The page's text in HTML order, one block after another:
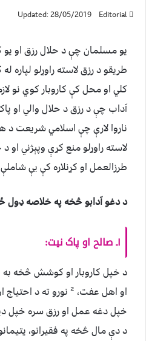
Editorial
Updated: 28/05/2019
یو مسلمان چې د حلال رزق او یو
طریقو د رزق لاسته راوړلو لپاره
کلي او محل کې کاروبار کوي نو
آداب چې د رزق د حلال والي او
ناروا لارې چې اسلامي شریعت د
لاسته راوړلو منع کړې وپېژني
طرزالعمل او کړنلاره کې یې
د دغو آدابو څخه په خلاصه ډول
۱ـ صالح او پاک نیت: